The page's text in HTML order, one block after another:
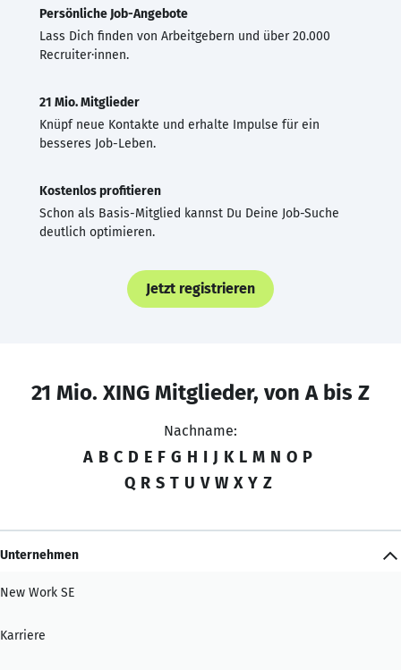
Persönliche Job-Angebote
Lass Dich finden von Arbeitgebern und über 20.000
Recruiter·innen.
21 Mio. Mitglieder
Knüpf neue Kontakte und erhalte Impulse für ein
besseres Job-Leben.
Kostenlos profitieren
Schon als Basis-Mitglied kannst Du Deine Job-Suche
deutlich optimieren.
Jetzt registrieren
21 Mio. XING Mitglieder, von A bis Z
Nachname:
A B C D E F G H I J K L M N O P
Q R S T U V W X Y Z
Unternehmen
New Work SE
Karriere